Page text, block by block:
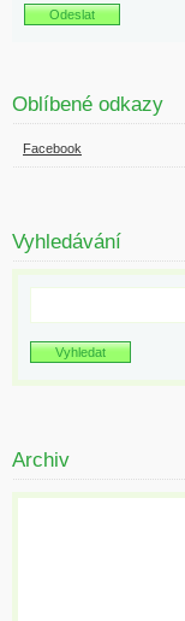
Oblíbené odkazy
Facebook
Vyhledávání
Archiv